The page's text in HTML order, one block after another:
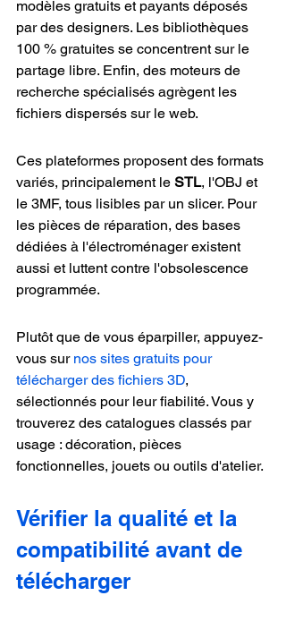
modèles gratuits et payants déposés
par des designers. Les bibliothèques
100 % gratuites se concentrent sur le
partage libre. Enfin, des moteurs de
recherche spécialisés agrègent les
fichiers dispersés sur le web.
Ces plateformes proposent des formats
variés, principalement le STL, l'OBJ et
le 3MF, tous lisibles par un slicer. Pour
les pièces de réparation, des bases
dédiées à l'électroménager existent
aussi et luttent contre l'obsolescence
programmée.
Plutôt que de vous éparpiller, appuyez-
vous sur nos sites gratuits pour
télécharger des fichiers 3D,
sélectionnés pour leur fiabilité. Vous y
trouverez des catalogues classés par
usage : décoration, pièces
fonctionnelles, jouets ou outils d'atelier.
Vérifier la qualité et la
compatibilité avant de
télécharger